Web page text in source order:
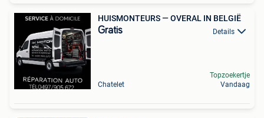
HUISMONTEURS — OVERAL IN BELGIË
Gratis Details
Chatelet
Topzoekertje
Vandaag